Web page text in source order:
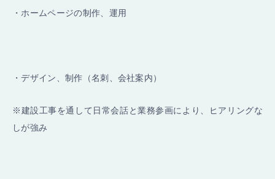
・ホームページの制作、運用
・デザイン、制作（名刺、会社案内）
※建設工事を通して日常会話と業務参画により、ヒアリングな
しが強み